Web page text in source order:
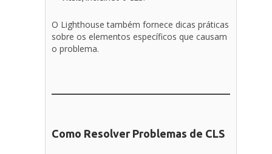
O Lighthouse também fornece dicas práticas
sobre os elementos específicos que causam
o problema.
Como Resolver Problemas de CLS